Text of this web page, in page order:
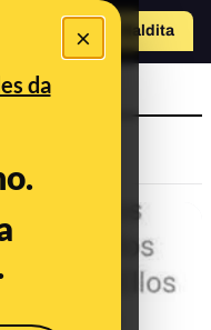
×
da
Hazte Maldito
a